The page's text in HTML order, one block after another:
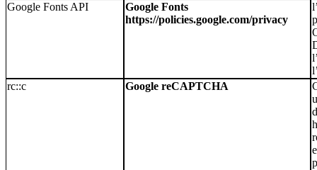
Google Fonts API
Google Fonts
https://policies.google.com/privacy
rc::c
Google reCAPTCHA